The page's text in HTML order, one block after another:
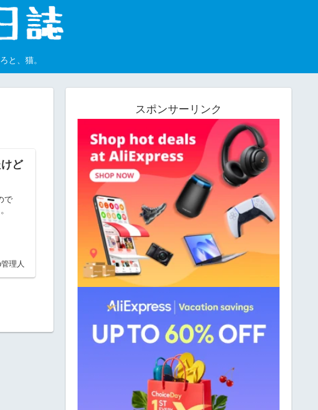
と、猫。
ど
で
理人
スポンサーリンク